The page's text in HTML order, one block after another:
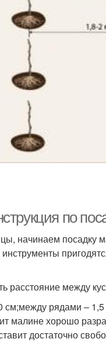
по
начинаем
расстояние между
см;между рядами – 1,5
малине хорошо
достаточно